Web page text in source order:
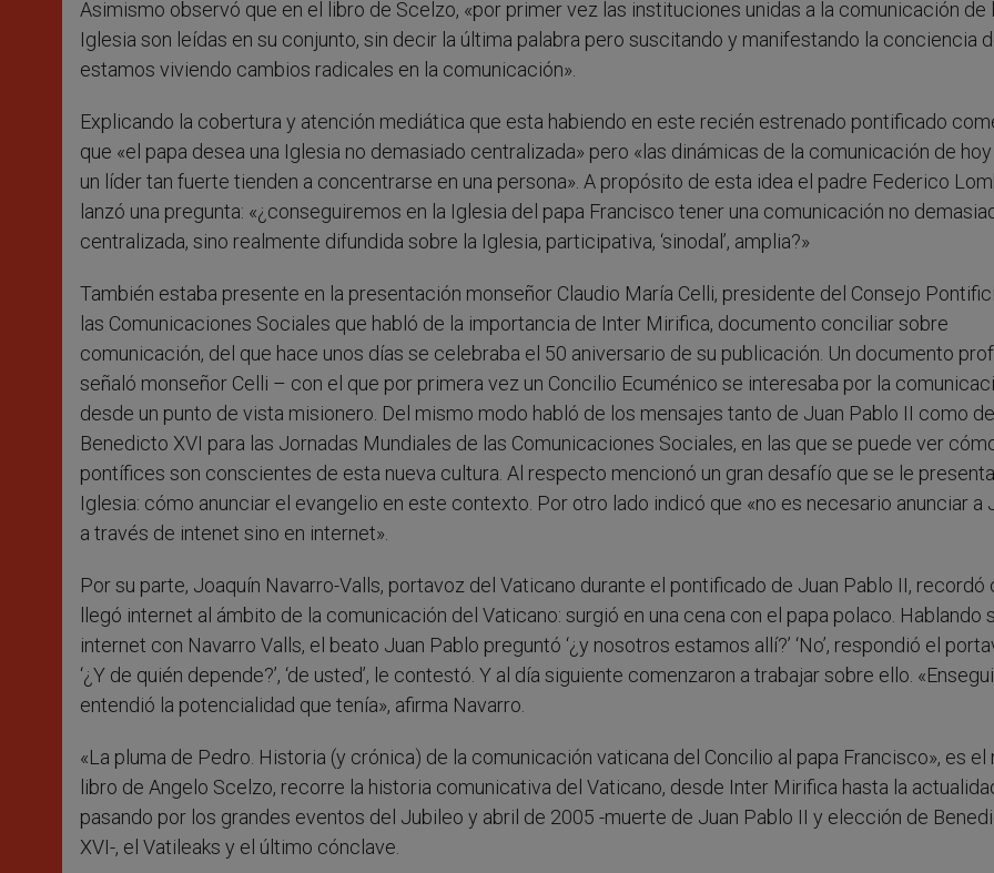
Asimismo observó que en el libro de Scelzo, «por primer vez las instituciones unidas a la comunicación de
Iglesia son leídas en su conjunto, sin decir la última palabra pero suscitando y manifestando la conciencia
estamos viviendo cambios radicales en la comunicación».
Explicando la cobertura y atención mediática que esta habiendo en este recién estrenado pontificado
que «el papa desea una Iglesia no demasiado centralizada» pero «las dinámicas de la comunicación de
un líder tan fuerte tienden a concentrarse en una persona». A propósito de esta idea el padre Federico
lanzó una pregunta: «¿conseguiremos en la Iglesia del papa Francisco tener una comunicación no
centralizada, sino realmente difundida sobre la Iglesia, participativa, ‘sinodal’, amplia?»
También estaba presente en la presentación monseñor Claudio María Celli, presidente del Consejo
las Comunicaciones Sociales que habló de la importancia de Inter Mirifica, documento conciliar sobre
comunicación, del que hace unos días se celebraba el 50 aniversario de su publicación. Un documento
señaló monseñor Celli – con el que por primera vez un Concilio Ecuménico se interesaba por la
desde un punto de vista misionero. Del mismo modo habló de los mensajes tanto de Juan Pablo II como de
Benedicto XVI para las Jornadas Mundiales de las Comunicaciones Sociales, en las que se puede ver
pontífices son conscientes de esta nueva cultura. Al respecto mencionó un gran desafío que se le
Iglesia: cómo anunciar el evangelio en este contexto. Por otro lado indicó que «no es necesario anunciar a
a través de intenet sino en internet».
Por su parte, Joaquín Navarro-Valls, portavoz del Vaticano durante el pontificado de Juan Pablo II, recordó
llegó internet al ámbito de la comunicación del Vaticano: surgió en una cena con el papa polaco. Hablando
internet con Navarro Valls, el beato Juan Pablo preguntó ‘¿y nosotros estamos allí?’ ‘No’, respondió el
‘¿Y de quién depende?’, ‘de usted’, le contestó. Y al día siguiente comenzaron a trabajar sobre ello.
entendió la potencialidad que tenía», afirma Navarro.
«La pluma de Pedro. Historia (y crónica) de la comunicación vaticana del Concilio al papa Francisco», es el
libro de Angelo Scelzo, recorre la historia comunicativa del Vaticano, desde Inter Mirifica hasta la
pasando por los grandes eventos del Jubileo y abril de 2005 -muerte de Juan Pablo II y elección de
XVI-, el Vatileaks y el último cónclave.